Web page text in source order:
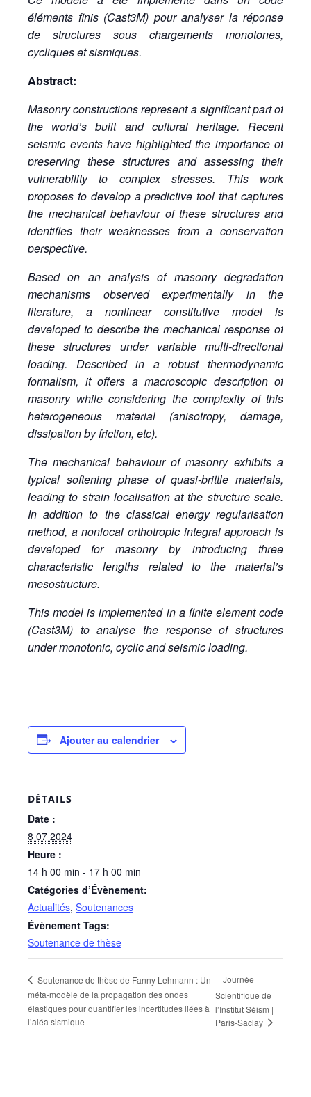
éléments finis (Cast3M) pour analyser la réponse
de structures sous chargements monotones,
cycliques et sismiques.
Abstract:
Masonry constructions represent a significant part of
the world’s built and cultural heritage. Recent
seismic events have highlighted the importance of
preserving these structures and assessing their
vulnerability to complex stresses. This work
proposes to develop a predictive tool that captures
the mechanical behaviour of these structures and
identifies their weaknesses from a conservation
perspective.
Based on an analysis of masonry degradation
mechanisms observed experimentally in the
literature, a nonlinear constitutive model is
developed to describe the mechanical response of
these structures under variable multi-directional
loading. Described in a robust thermodynamic
formalism, it offers a macroscopic description of
masonry while considering the complexity of this
heterogeneous material (anisotropy, damage,
dissipation by friction, etc).
The mechanical behaviour of masonry exhibits a
typical softening phase of quasi-brittle materials,
leading to strain localisation at the structure scale.
In addition to the classical energy regularisation
method, a nonlocal orthotropic integral approach is
developed for masonry by introducing three
characteristic lengths related to the material’s
mesostructure.
This model is implemented in a finite element code
(Cast3M) to analyse the response of structures
under monotonic, cyclic and seismic loading.
Ajouter au calendrier
DÉTAILS
Date :
8 07 2024
Heure :
14 h 00 min - 17 h 00 min
Catégories d’Évènement:
Actualités, Soutenances
Évènement Tags:
Soutenance de thèse
Soutenance de thèse de Fanny Lehmann : Un
méta-modèle de la propagation des ondes
élastiques pour quantifier les incertitudes liées à
l’aléa sismique
Journée
Scientifique de
l’Institut Séism |
Paris-Saclay